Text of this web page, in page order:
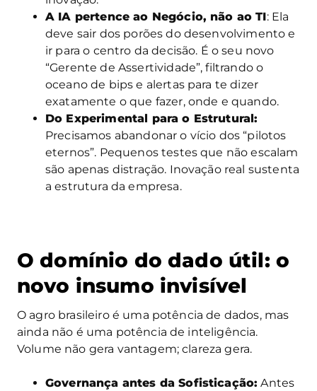
A IA pertence ao Negócio, não ao TI: Ela
deve sair dos porões do desenvolvimento e
ir para o centro da decisão. É o seu novo
“Gerente de Assertividade”, filtrando o
oceano de bips e alertas para te dizer
exatamente o que fazer, onde e quando.
Do Experimental para o Estrutural:
Precisamos abandonar o vício dos “pilotos
eternos”. Pequenos testes que não escalam
são apenas distração. Inovação real sustenta
a estrutura da empresa.
O domínio do dado útil: o
novo insumo invisível
O agro brasileiro é uma potência de dados, mas
ainda não é uma potência de inteligência.
Volume não gera vantagem; clareza gera.
Governança antes da Sofisticação: Antes